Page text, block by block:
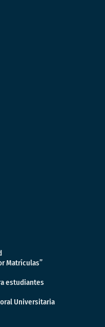
Matrículas”
estudiantes
Universitaria